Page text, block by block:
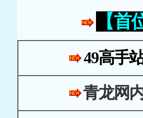
【
49高手
青龙网